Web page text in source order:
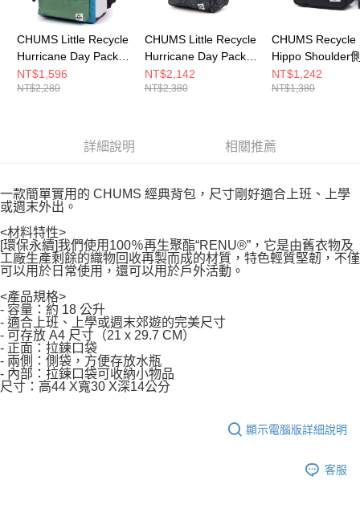
CHUMS Little Recycle
Hurricane Day Pack後
背包 CH603804C101
NT$1,596
NT$2,280
CHUMS Little Recycle
Hurricane Day Pack後
背包 Archive
CH603804Z401
NT$2,142
NT$2,380
CHUMS Recycle
Hippo Shoulder
CH603847K001
NT$1,242
NT$1,380
詳細說明 相關推薦
一款簡單實用的 CHUMS 經典背包，尺寸剛好適合上班、上學
或週末外出。
<材料特性>
[環保永續]我們使用100％再生聚酯“RENU®”，它是由舊衣物及
工廠生產剩餘的織物回收再製而成的材質，特色輕質堅韌，不僅
可以用於日常使用，還可以用於戶外活動。
<產品規格>
- 容量：約 18 公升
- 適合上班、上學或週末郊遊的完美尺寸
- 可存放 A4 尺寸（21 x 29.7 CM）
- 正面：拉鍊口袋
- 兩側：側袋，方便存放水瓶
- 內部：拉鍊口袋可收納小物品
尺寸：高44 X寬30 X深14公分
顯示電腦版詳細說明
客服